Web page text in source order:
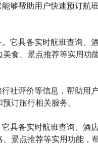
够帮助用户快速预订航
它具备实时航班查询、
食、景点推荐等实用功能
社评价等信息，帮助用
订旅行相关服务。
具备实时航班查询、酒
景点推荐等实用功能，